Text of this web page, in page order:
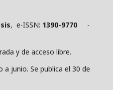
, e-ISSN: 1390-9770 -
y de acceso libre.
a junio. Se publica el 30 de